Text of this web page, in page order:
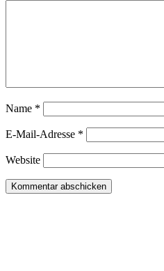
Name *
E-Mail-Adresse *
Website